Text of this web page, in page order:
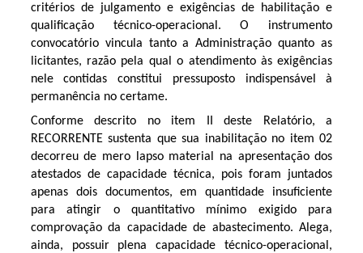
critérios de julgamento e exigências de habilitação e
qualificação técnico-operacional. O instrumento
convocatório vincula tanto a Administração quanto as
licitantes, razão pela qual o atendimento às exigências
nele contidas constitui pressuposto indispensável à
permanência no certame.
Conforme descrito no item II deste Relatório, a
RECORRENTE sustenta que sua inabilitação no item 02
decorreu de mero lapso material na apresentação dos
atestados de capacidade técnica, pois foram juntados
apenas dois documentos, em quantidade insuficiente
para atingir o quantitativo mínimo exigido para
comprovação da capacidade de abastecimento. Alega,
ainda, possuir plena capacidade técnico-operacional,